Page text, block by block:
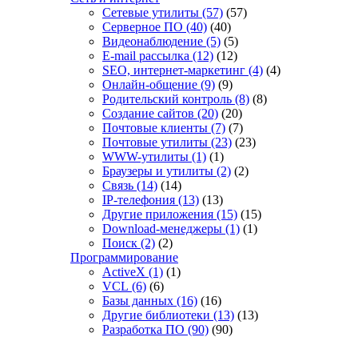
Сетевые утилиты (57) (57)
Серверное ПО (40) (40)
Видеонаблюдение (5) (5)
E-mail рассылка (12) (12)
SEO, интернет-маркетинг (4) (4)
Онлайн-общение (9) (9)
Родительский контроль (8) (8)
Создание сайтов (20) (20)
Почтовые клиенты (7) (7)
Почтовые утилиты (23) (23)
WWW-утилиты (1) (1)
Браузеры и утилиты (2) (2)
Связь (14) (14)
IP-телефония (13) (13)
Другие приложения (15) (15)
Download-менеджеры (1) (1)
Поиск (2) (2)
Программирование
ActiveX (1) (1)
VCL (6) (6)
Базы данных (16) (16)
Другие библиотеки (13) (13)
Разработка ПО (90) (90)